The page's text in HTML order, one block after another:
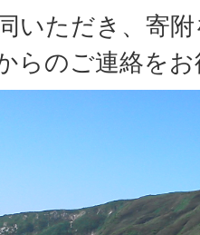
いただき、寄
らのご連絡を